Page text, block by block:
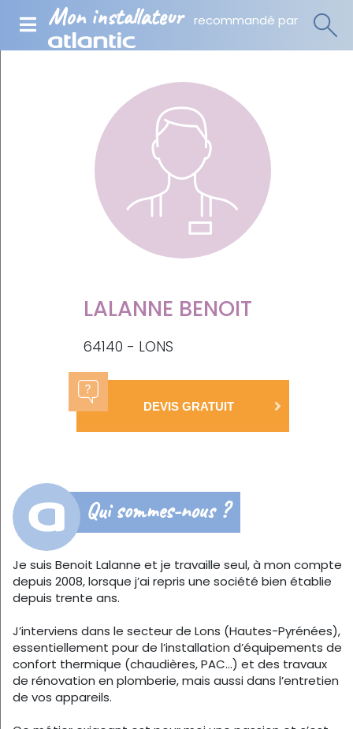
Mon installateur recommandé par
LALANNE BENOIT
64140 - LONS
DEVIS GRATUIT
Qui sommes-nous ?
Je suis Benoit Lalanne et je travaille seul, à mon compte
depuis 2008, lorsque j’ai repris une société bien établie
depuis trente ans.
J’interviens dans le secteur de Lons (Hautes-Pyrénées),
essentiellement pour de l’installation d’équipements de
confort thermique (chaudières, PAC…) et des travaux
de rénovation en plomberie, mais aussi dans l’entretien
de vos appareils.